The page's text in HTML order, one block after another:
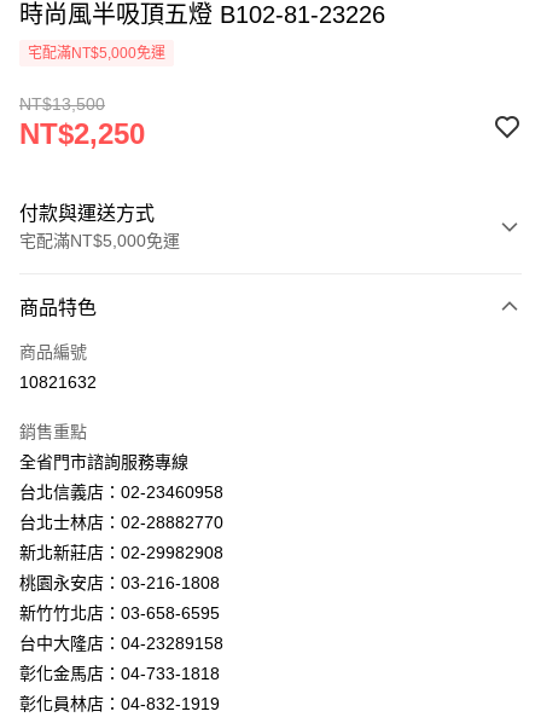
時尚風半吸頂五燈 B102-81-23226
宅配滿NT$5,000免運
NT$13,500
NT$2,250
付款與運送方式
宅配滿NT$5,000免運
信用卡一次付款
LINE Pay
街口支付
悠遊付
Google Pay
全盈+PAY
AFTEE先享後付
相關說明
【關於「AFTEE先享後付」】
AFTEE先享後付是「在收到商品之後才付款」的支付方式。 讓您購物簡單
ATM付款
商品特色
商品編號
10821632
銷售重點
全省門市諮詢服務專線
台北信義店：02-23460958
台北士林店：02-28882770
新北新莊店：02-29982908
桃園永安店：03-216-1808
新竹竹北店：03-658-6595
台中大隆店：04-23289158
彰化金馬店：04-733-1818
彰化員林店：04-832-1919